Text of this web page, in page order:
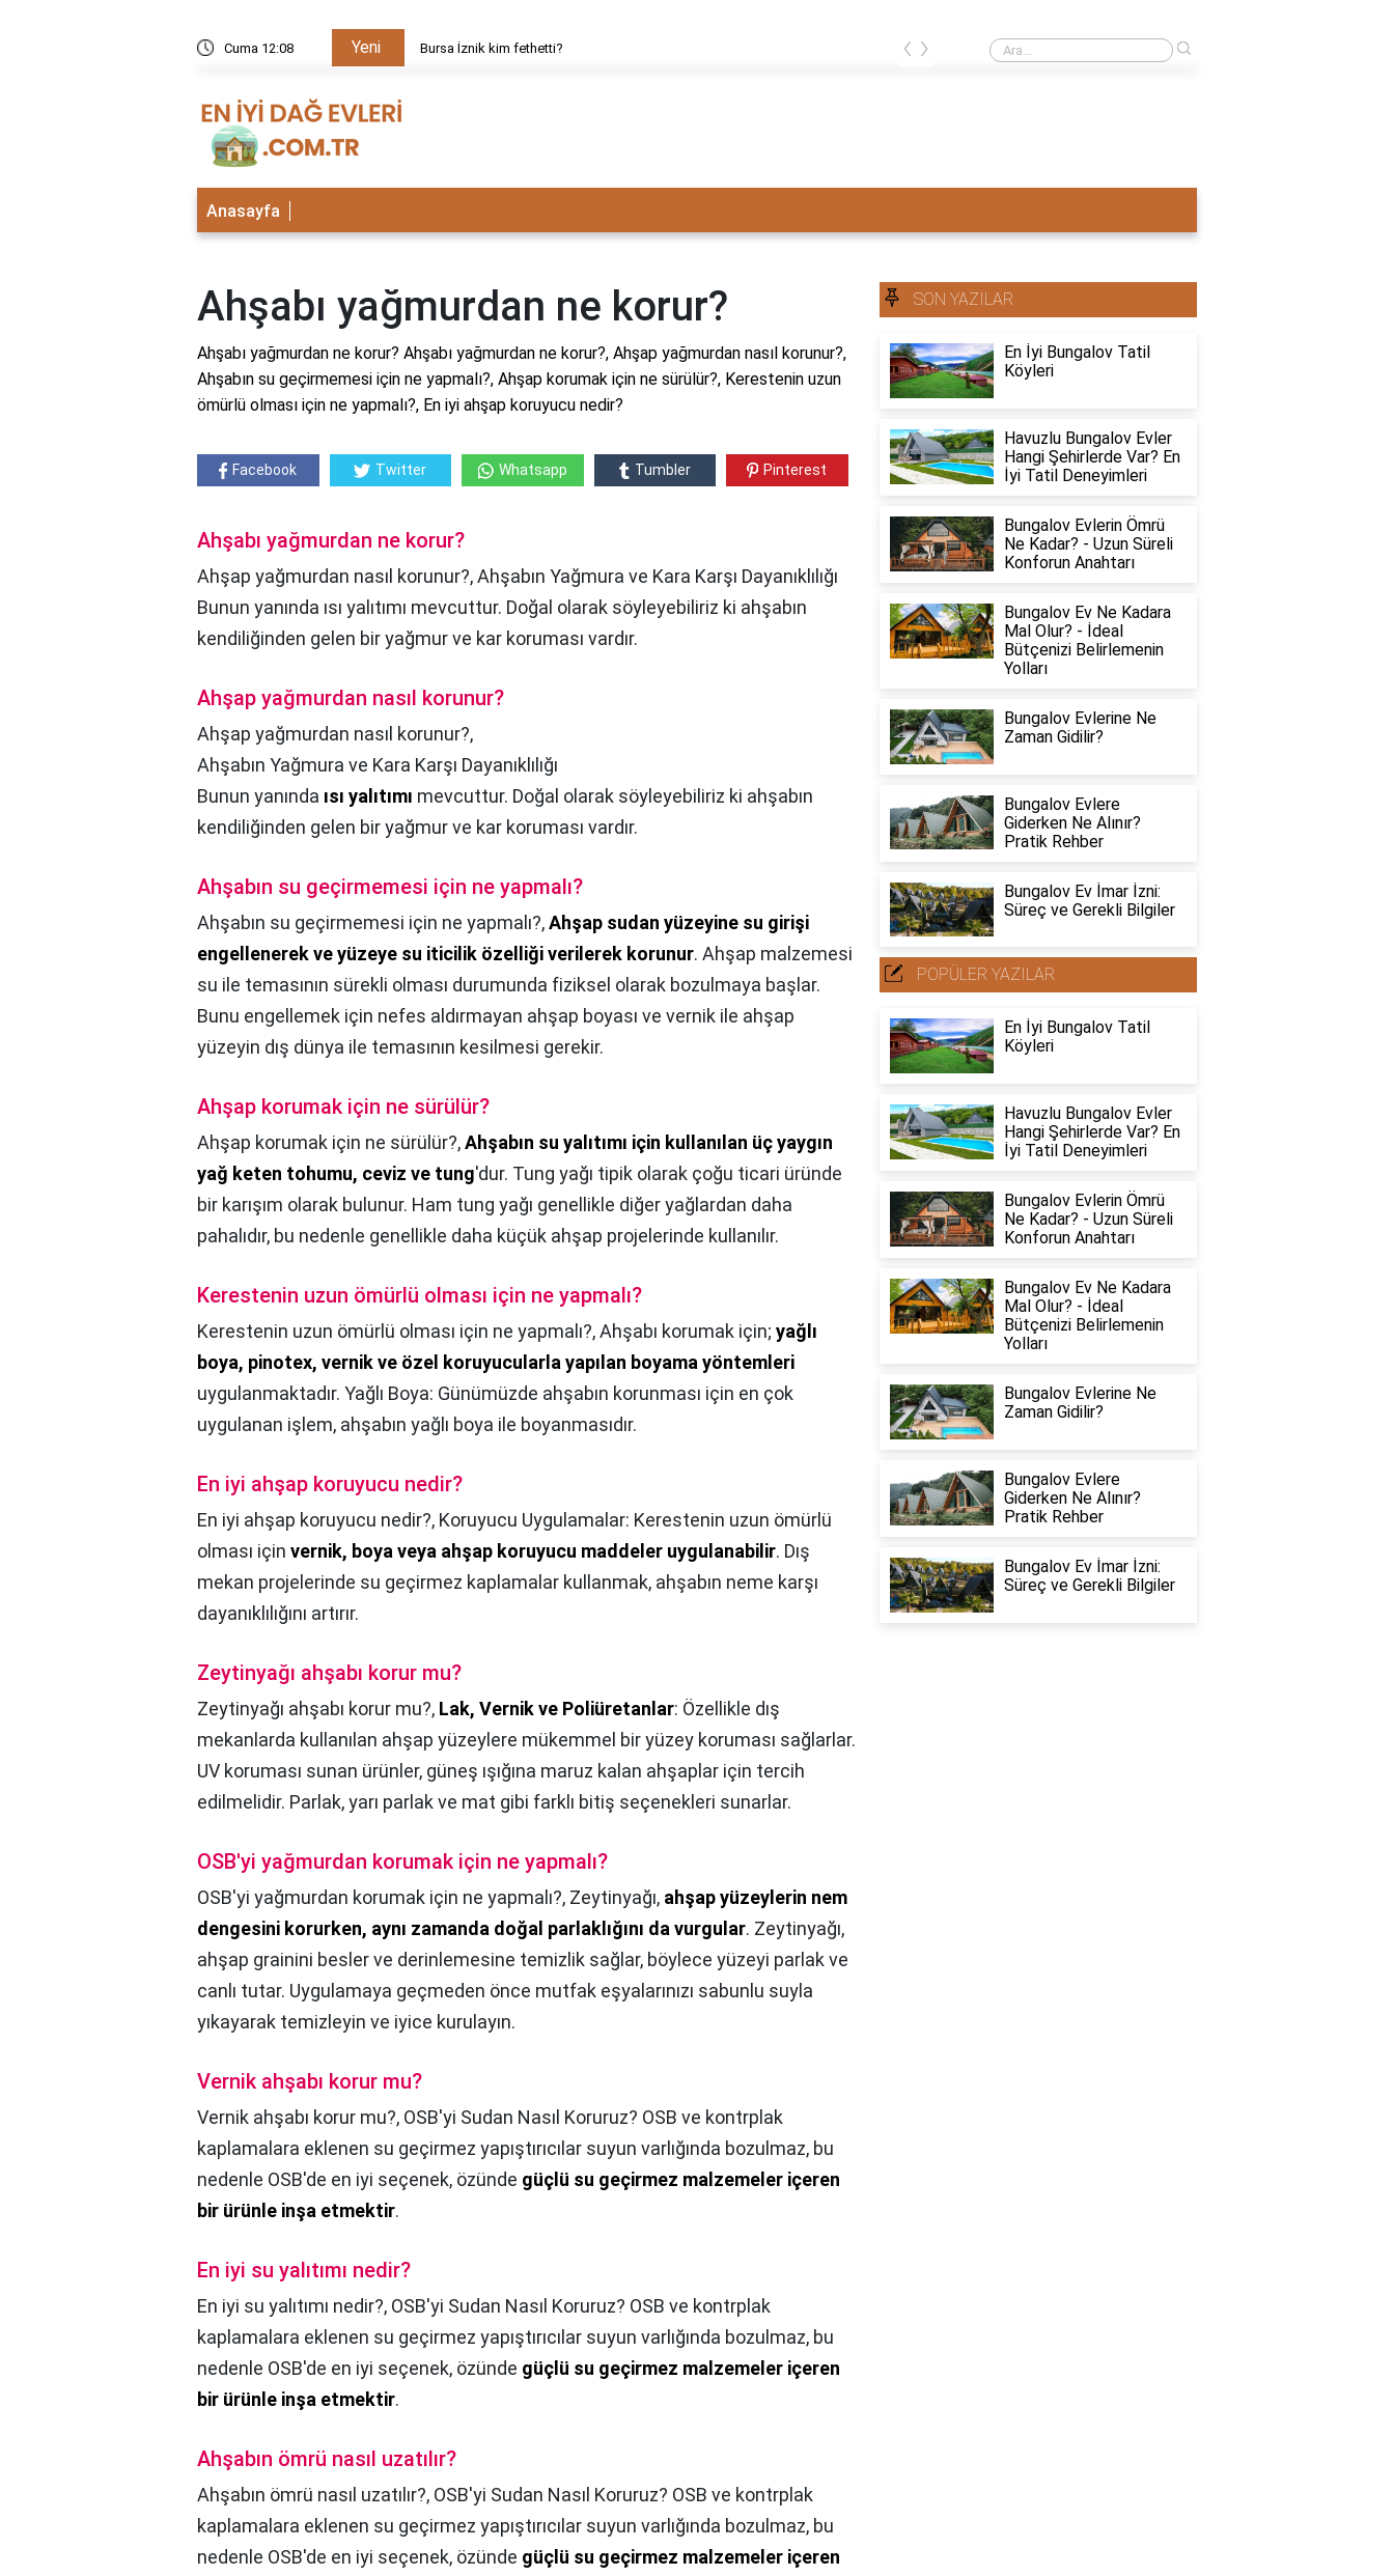
Cuma 12:08 Yeni Bursa İznik kim fethetti? Ahşap ev mi pahalı beton ev mi?
‹ ›
Anasayfa
Ahşabı yağmurdan ne korur?
Ahşabı yağmurdan ne korur? Ahşabı yağmurdan ne korur?, Ahşap yağmurdan nasıl korunur?,
Ahşabın su geçirmemesi için ne yapmalı?, Ahşap korumak için ne sürülür?, Kerestenin uzun
ömürlü olması için ne yapmalı?, En iyi ahşap koruyucu nedir?
Facebook Twitter Whatsapp Tumbler Pinterest
Ahşabı yağmurdan ne korur?
Ahşap yağmurdan nasıl korunur?, Ahşabın Yağmura ve Kara Karşı Dayanıklılığı
Bunun yanında ısı yalıtımı mevcuttur. Doğal olarak söyleyebiliriz ki ahşabın
kendiliğinden gelen bir yağmur ve kar koruması vardır.
Ahşap yağmurdan nasıl korunur?
Ahşap yağmurdan nasıl korunur?,
Ahşabın Yağmura ve Kara Karşı Dayanıklılığı
Bunun yanında ısı yalıtımı mevcuttur. Doğal olarak söyleyebiliriz ki ahşabın
kendiliğinden gelen bir yağmur ve kar koruması vardır.
Ahşabın su geçirmemesi için ne yapmalı?
Ahşabın su geçirmemesi için ne yapmalı?,Ahşap sudan yüzeyine su girişi
engellenerek ve yüzeye su iticilik özelliği verilerek korunur. Ahşap malzemesi
su ile temasının sürekli olması durumunda fiziksel olarak bozulmaya başlar.
Bunu engellemek için nefes aldırmayan ahşap boyası ve vernik ile ahşap
yüzeyin dış dünya ile temasının kesilmesi gerekir.
Ahşap korumak için ne sürülür?
Ahşap korumak için ne sürülür?,Ahşabın su yalıtımı için kullanılan üç yaygın
yağ keten tohumu, ceviz ve tung'dur. Tung yağı tipik olarak çoğu ticari üründe
bir karışım olarak bulunur. Ham tung yağı genellikle diğer yağlardan daha
pahalıdır, bu nedenle genellikle daha küçük ahşap projelerinde kullanılır.
Kerestenin uzun ömürlü olması için ne yapmalı?
Kerestenin uzun ömürlü olması için ne yapmalı?,Ahşabı korumak için; yağlı
boya, pinotex, vernik ve özel koruyucularla yapılan boyama yöntemleri
uygulanmaktadır. Yağlı Boya: Günümüzde ahşabın korunması için en çok
uygulanan işlem, ahşabın yağlı boya ile boyanmasıdır.
En iyi ahşap koruyucu nedir?
En iyi ahşap koruyucu nedir?, Koruyucu Uygulamalar: Kerestenin uzun ömürlü
olması için vernik, boya veya ahşap koruyucu maddeler uygulanabilir. Dış
mekan projelerinde su geçirmez kaplamalar kullanmak, ahşabın neme karşı
dayanıklılığını artırır.
Zeytinyağı ahşabı korur mu?
Zeytinyağı ahşabı korur mu?, Lak, Vernik ve Poliüretanlar: Özellikle dış
mekanlarda kullanılan ahşap yüzeylere mükemmel bir yüzey koruması sağlarlar.
UV koruması sunan ürünler, güneş ışığına maruz kalan ahşaplar için tercih
edilmelidir. Parlak, yarı parlak ve mat gibi farklı bitiş seçenekleri sunarlar.
OSB'yi yağmurdan korumak için ne yapmalı?
OSB'yi yağmurdan korumak için ne yapmalı?, Zeytinyağı, ahşap yüzeylerin nem
dengesini korurken, aynı zamanda doğal parlaklığını da vurgular. Zeytinyağı,
ahşap grainini besler ve derinlemesine temizlik sağlar, böylece yüzeyi parlak ve
canlı tutar. Uygulamaya geçmeden önce mutfak eşyalarınızı sabunlu suyla
yıkayarak temizleyin ve iyice kurulayın.
Vernik ahşabı korur mu?
Vernik ahşabı korur mu?, OSB'yi Sudan Nasıl Koruruz? OSB ve kontrplak
kaplamalara eklenen su geçirmez yapıştırıcılar suyun varlığında bozulmaz, bu
nedenle OSB'de en iyi seçenek, özünde güçlü su geçirmez malzemeler içeren
bir ürünle inşa etmektir.
En iyi su yalıtımı nedir?
En iyi su yalıtımı nedir?, OSB'yi Sudan Nasıl Koruruz? OSB ve kontrplak
kaplamalara eklenen su geçirmez yapıştırıcılar suyun varlığında bozulmaz, bu
nedenle OSB'de en iyi seçenek, özünde güçlü su geçirmez malzemeler içeren
bir ürünle inşa etmektir.
Ahşabın ömrü nasıl uzatılır?
Ahşabın ömrü nasıl uzatılır?, OSB'yi Sudan Nasıl Koruruz? OSB ve kontrplak
kaplamalara eklenen su geçirmez yapıştırıcılar suyun varlığında bozulmaz, bu
nedenle OSB'de en iyi seçenek, özünde güçlü su geçirmez malzemeler içeren
SON YAZILAR
En İyi Bungalov Tatil
Köyleri
Havuzlu Bungalov Evler
Hangi Şehirlerde Var? En
İyi Tatil Deneyimleri
Bungalov Evlerin Ömrü
Ne Kadar? - Uzun Süreli
Konforun Anahtarı
Bungalov Ev Ne Kadara
Mal Olur? - İdeal
Bütçenizi Belirlemenin
Yolları
Bungalov Evlerine Ne
Zaman Gidilir?
Bungalov Evlere
Giderken Ne Alınır?
Pratik Rehber
Bungalov Ev İmar İzni:
Süreç ve Gerekli Bilgiler
POPÜLER YAZILAR
En İyi Bungalov Tatil
Köyleri
Havuzlu Bungalov Evler
Hangi Şehirlerde Var? En
İyi Tatil Deneyimleri
Bungalov Evlerin Ömrü
Ne Kadar? - Uzun Süreli
Konforun Anahtarı
Bungalov Ev Ne Kadara
Mal Olur? - İdeal
Bütçenizi Belirlemenin
Yolları
Bungalov Evlerine Ne
Zaman Gidilir?
Bungalov Evlere
Giderken Ne Alınır?
Pratik Rehber
Bungalov Ev İmar İzni:
Süreç ve Gerekli Bilgiler